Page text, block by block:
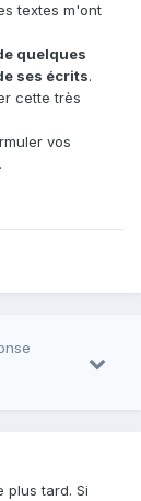
textes m'ont
quelques
ses écrits.
cette très
vos
plus tard. Si